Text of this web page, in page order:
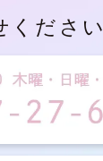
ください